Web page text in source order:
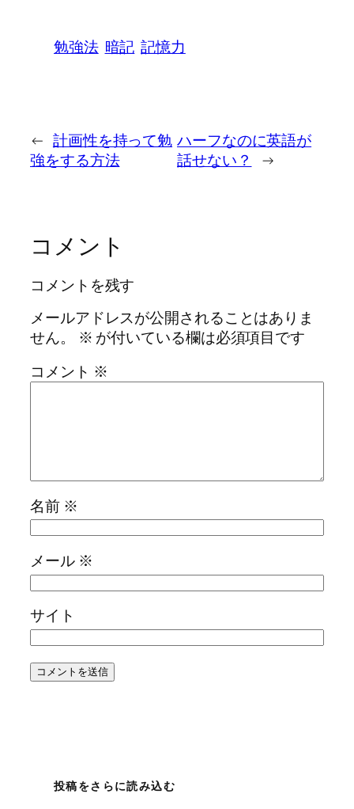
勉強法 暗記 記憶力
← 計画性を持って勉
強をする方法
ハーフなのに英語が
話せない？
→
コメント
コメントを残す
メールアドレスが公開されることはありま
せん。
※ が付いている欄は必須項目です
コメント ※
名前 ※
メール ※
サイト
投稿をさらに読み込む